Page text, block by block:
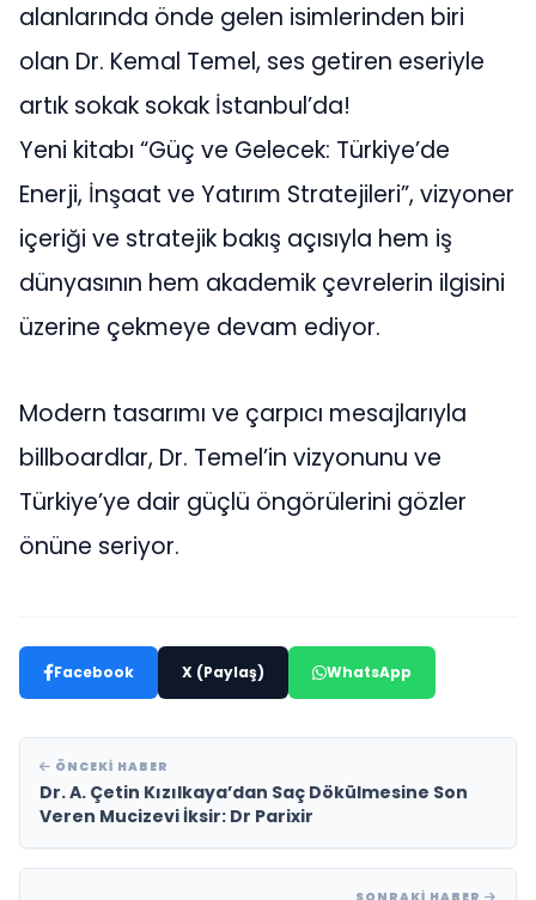
alanlarında önde gelen isimlerinden biri
olan Dr. Kemal Temel, ses getiren eseriyle
artık sokak sokak İstanbul’da!
Yeni kitabı “Güç ve Gelecek: Türkiye’de
Enerji, İnşaat ve Yatırım Stratejileri”, vizyoner
içeriği ve stratejik bakış açısıyla hem iş
dünyasının hem akademik çevrelerin ilgisini
üzerine çekmeye devam ediyor.
Modern tasarımı ve çarpıcı mesajlarıyla
billboardlar, Dr. Temel’in vizyonunu ve
Türkiye’ye dair güçlü öngörülerini gözler
önüne seriyor.
Facebook X (Paylaş) WhatsApp
ÖNCEKI HABER
Dr. A. Çetin Kızılkaya’dan Saç Dökülmesine Son
Veren Mucizevi İksir: Dr Parixir